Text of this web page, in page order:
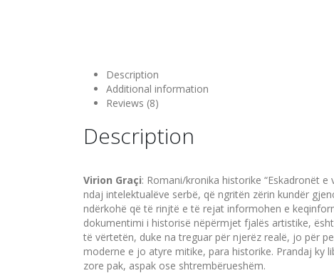
Description
Additional information
Reviews (8)
Description
Virion Graçi: Romani/kronika historike “Eskadronët
ndaj intelektualëve serbë, që ngritën zë­rin kun­dër
ndërkohë që të rinj­të e të rejat infor­mo­hen e
doku­mentimi i historisë nëpërmjet fjalës artisti­ke,
të vërtetën, duke na treguar për njerëz realë, jo për
moderne e jo atyre miti­ke, pa­ra historike. Prandaj
zore pak, aspak ose shtrembë­rueshëm.